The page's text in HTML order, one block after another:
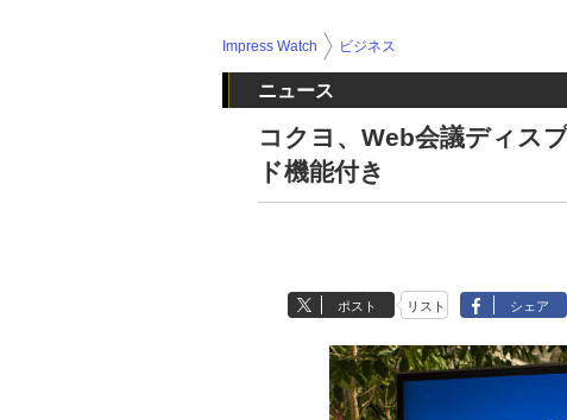
Impress Watch ビジネス
ニュース
コクヨ、Web会議ディス
ド機能付き
ポスト リスト シェア